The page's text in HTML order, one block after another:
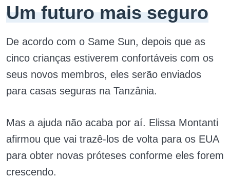
Um futuro mais seguro
De acordo com o Same Sun, depois que as
cinco crianças estiverem confortáveis ​​com os
seus novos membros, eles serão enviados
para casas seguras na Tanzânia.
Mas a ajuda não acaba por aí. Elissa Montanti
afirmou que vai trazê-los de volta para os EUA
para obter novas próteses conforme eles forem
crescendo.